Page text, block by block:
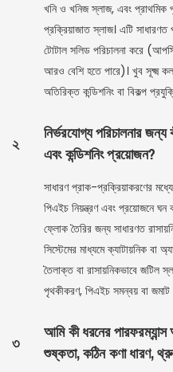
খনি ও খনিজ স্লাজ, এবং প্রাথমিক
প্রক্রিয়াজাত স্লাজ। এটি
টোটাল সলিড পরিচালনা করে
আরও বেশি হতে পারে)। খুব সূক্ষ্ম
অতিরিক্ত কন্ডিশনিং বা বিকল্প
২
নির্ভরযোগ্য পরিচালনার
এবং কন্ডিশনিং প্রয়োজন?
সাধারণ প্রাক-প্রক্রিয়াকরণের
পিএইচ নিয়ন্ত্রণ এবং প্রয়োজনে ঘন
ফ্লোক তৈরির জন্য সাধারণত
সিস্টেমের মাধ্যমে ক্যাটায়নিক বা
তৈলাক্ত বা রাসায়নিকভাবে জটিল
পৃথকীকরণ, পিএইচ সমন্বয় বা জমাট
৩
আমি কী ধরনের
শুষ্কতা, কঠিন কণা ধারণ,